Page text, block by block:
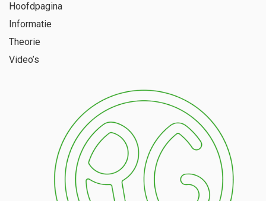
Hoofdpagina
Informatie
Theorie
Video’s